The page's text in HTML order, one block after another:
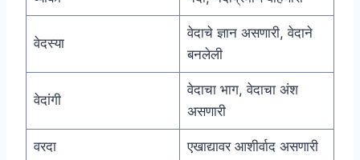
वेदस्या
वेदाचे ज्ञान असणारी, वेदाने
बनलेली
वेदांगी
वेदाचा भाग, वेदाचा अंश
असणारी
वरदा एखाद्यावर आशीर्वाद असणारी